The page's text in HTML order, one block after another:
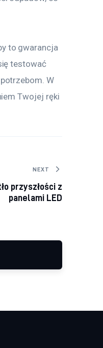
to gwarancja
testować
W
Twojej ręki
NEXT
przyszłości z
panelami LED